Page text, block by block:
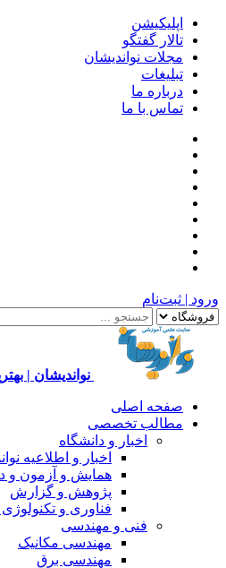
اپلیکیشن
تالار گفتگو
مجلات نواندیشان
تبلیغات
درباره ما
تماس با ما
ورود | ثبت‌نام
نواندیشان |
صفحه اصلی
مطالب تخصصی
اخبار و دانشگاه
اخبار و اطلاعیه
همایش و آزمون و
پژوهش و گزارش
فناوری و تکنولوژی
فنی و مهندسی
مهندسی مکانیک
مهندسی برق